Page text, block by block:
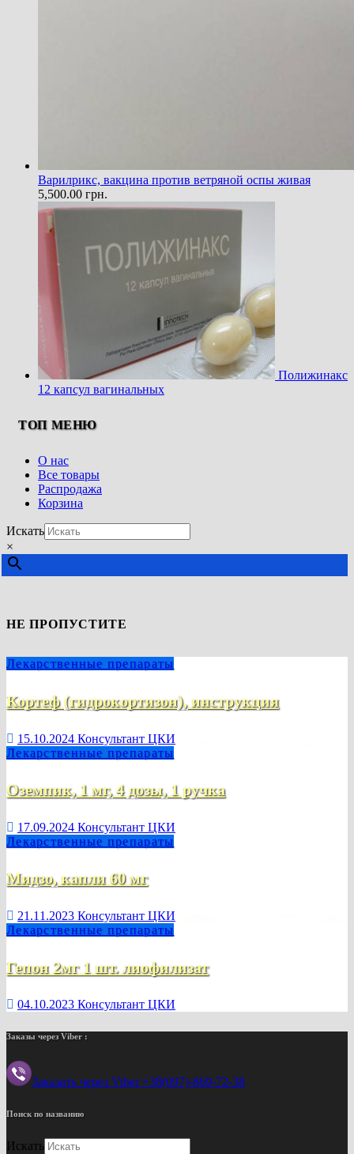
Варилрикс, вакцина против ветряной оспы живая
5,500.00 грн.
Полижинакс
12 капсул вагинальных
ТОП МЕНЮ
О нас
Все товары
Распродажа
Корзина
Искать
×
НЕ ПРОПУСТИТЕ
Лекарственные препараты
Кортеф (гидрокортизон), инструкция
15.10.2024 Консультант ЦКИ
Лекарственные препараты
Оземпик, 1 мг, 4 дозы, 1 ручка
17.09.2024 Консультант ЦКИ
Лекарственные препараты
Мидзо, капли 60 мг
21.11.2023 Консультант ЦКИ
Лекарственные препараты
Гепон 2мг 1 шт. лиофилизат
04.10.2023 Консультант ЦКИ
Заказы через Viber :
Заказать через Viber +38(097)-869-72-38
Поиск по названию
Искать